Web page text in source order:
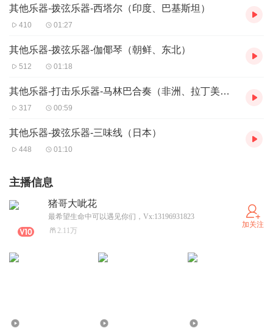
其他乐器-拨弦乐器-西塔尔（印度、巴基斯坦）
410 01:27
其他乐器-拨弦乐器-伽倻琴（朝鲜、东北）
512 01:18
其他乐器-打击乐乐器-马林巴合奏（非洲、拉丁美洲）
317 00:59
其他乐器-拨弦乐器-三味线（日本）
448 01:10
主播信息
猪哥大呲花
最希望生命中可以遇见你们，Vx:13196931823
2.11万
加关注